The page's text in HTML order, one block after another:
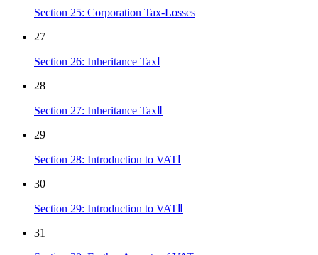
Section 25: Corporation Tax-Losses
27
Section 26: Inheritance TaxⅠ
28
Section 27: Inheritance TaxⅡ
29
Section 28: Introduction to VATⅠ
30
Section 29: Introduction to VATⅡ
31